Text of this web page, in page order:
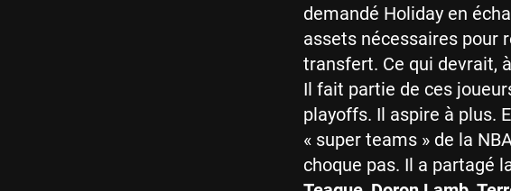
demandé Holiday en
assets nécessaires pour
transfert. Ce qui devrait,
Il fait partie de ces
playoffs. Il aspire à plus.
« super teams » de la
choque pas. Il a partagé